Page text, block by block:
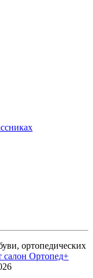
ортопедических
салон Ортопед+